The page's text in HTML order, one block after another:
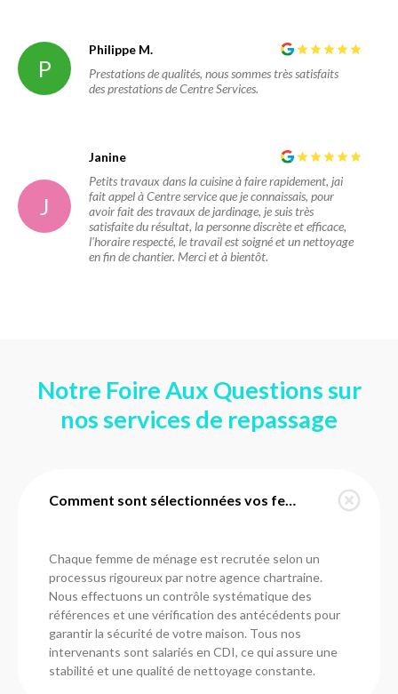
P
Philippe M.
Prestations de qualités, nous sommes très satisfaits
des prestations de Centre Services.
J
Janine
Petits travaux dans la cuisine à faire rapidement, jai
fait appel à Centre service que je connaissais, pour
avoir fait des travaux de jardinage, je suis très
satisfaite du résultat, la personne discrète et efficace,
l'horaire respecté, le travail est soigné et un nettoyage
en fin de chantier. Merci et à bientôt.
Notre Foire Aux Questions sur
nos services de repassage
Comment sont sélectionnées vos femmes de ménage à Coltainville ?
Chaque femme de ménage est recrutée selon un
processus rigoureux par notre agence chartraine.
Nous effectuons un contrôle systématique des
références et une vérification des antécédents pour
garantir la sécurité de votre maison. Tous nos
intervenants sont salariés en CDI, ce qui assure une
stabilité et une qualité de nettoyage constante.